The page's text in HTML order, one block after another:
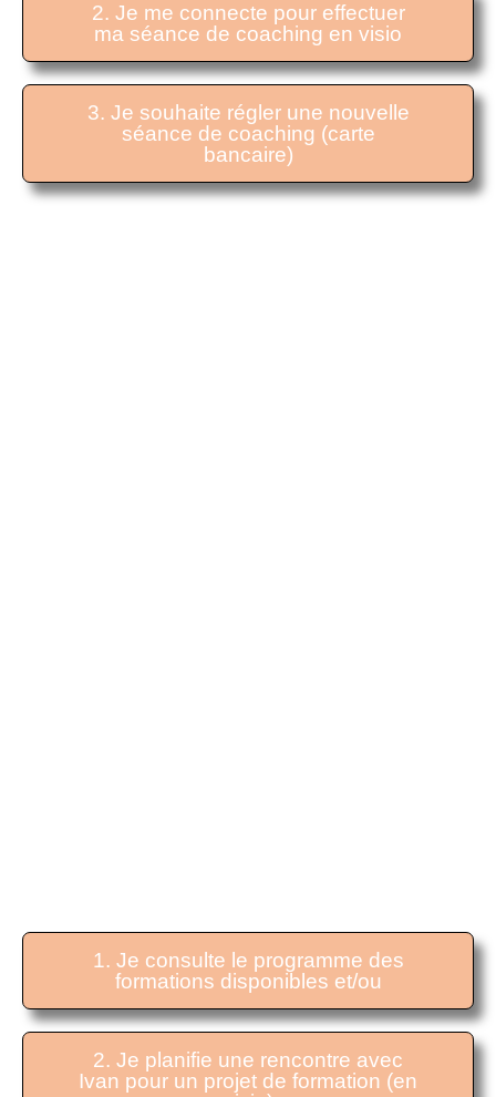
2. Je me connecte pour effectuer
ma séance de coaching en visio
3. Je souhaite régler une nouvelle
séance de coaching (carte
bancaire)
1. Je consulte le programme des
formations disponibles et/ou
2. Je planifie une rencontre avec
Ivan pour un projet de formation (en